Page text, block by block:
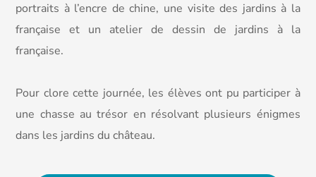
portraits à l’encre de chine, une visite des jardins à la
française et un atelier de dessin de jardins à la
française.
Pour clore cette journée, les élèves ont pu participer à
une chasse au trésor en résolvant plusieurs énigmes
dans les jardins du château.